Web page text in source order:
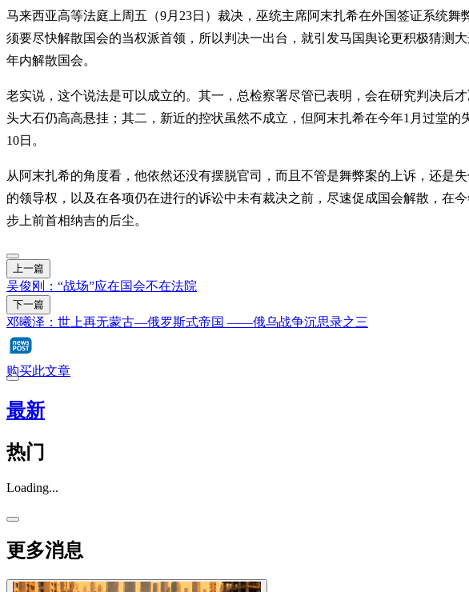
马来西亚高等法庭上周五（9月23日）裁决，巫统主席阿末扎希在外国签证系统
须要尽快解散国会的当权派首领，所以判决一出台，就引发马国舆论更积极猜测
年内解散国会。
老实说，这个说法是可以成立的。其一，总检察署尽管已表明，会在研究判决后
头大石仍高高悬挂；其二，新近的控状虽然不成立，但阿末扎希在今年1月过堂
10日。
从阿末扎希的角度看，他依然还没有摆脱官司，而且不管是舞弊案的上诉，还是
的领导权，以及在各项仍在进行的诉讼中未有裁决之前，尽速促成国会解散，在
步上前首相纳吉的后尘。
上一篇
吴俊刚：“战场”应在国会不在法院
下一篇
邓曦泽：世上再无蒙古—俄罗斯式帝国 ——俄乌战争沉思录之三
购买此文章
最新
热门
Loading...
更多消息